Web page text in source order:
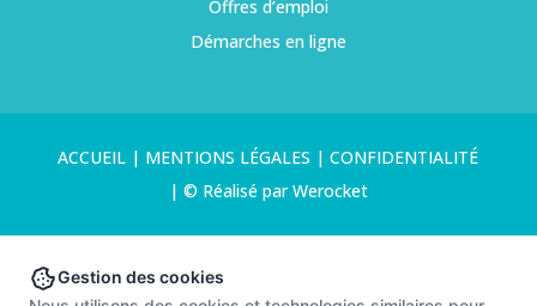
Offres d’emploi
Démarches en ligne
ACCUEIL | MENTIONS LÉGALES |CONFIDENTIALITÉ
| © Réalisé par Werocket
Gestion des cookies